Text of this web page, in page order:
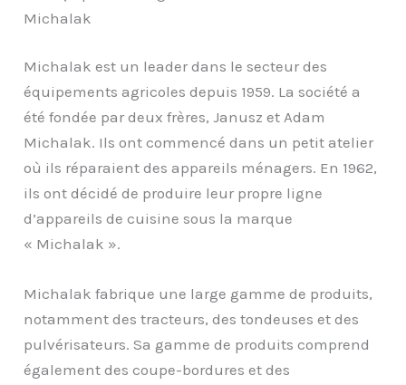
Michalak
Michalak est un leader dans le secteur des
équipements agricoles depuis 1959. La société a
été fondée par deux frères, Janusz et Adam
Michalak. Ils ont commencé dans un petit atelier
où ils réparaient des appareils ménagers. En 1962,
ils ont décidé de produire leur propre ligne
d’appareils de cuisine sous la marque
« Michalak ».
Michalak fabrique une large gamme de produits,
notamment des tracteurs, des tondeuses et des
pulvérisateurs. Sa gamme de produits comprend
également des coupe-bordures et des